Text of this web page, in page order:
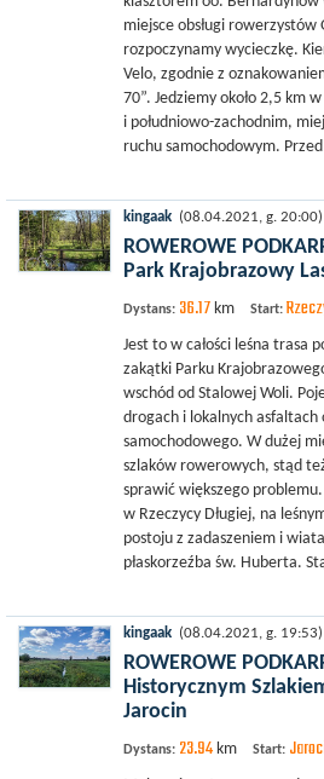
miejsce obsługi rowerzystów
rozpoczynamy wycieczkę.
Velo, zgodnie z
70”. Jedziemy około 2,5 km
i południowo-zachodnim,
ruchu samochodowym.
kingaak (08.04.2021, g. 20:00)
ROWEROWE
Park Krajobrazowy
Dystans: 36.17 km Start:
Jest to w całości leśna trasa
zakątki Parku
wschód od Stalowej Woli.
drogach i lokalnych
samochodowego. W dużej
szlaków rowerowych, stąd
sprawić większego
w Rzeczycy Długiej, na
postoju z zadaszeniem i
płaskorzeźba św. Huberta.
kingaak (08.04.2021, g. 19:53)
ROWEROWE
Historycznym
Jarocin
Dystans: 23.94 km Start: